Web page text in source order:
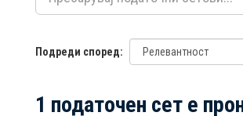
Подреди според
1 податочен сет е